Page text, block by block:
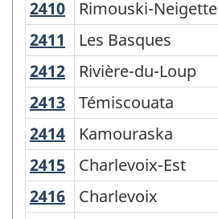
2410 Rimouski-Neigette
Rimouski-Neigette
2411
Les Basques
Les Basques
2412 Rivière-du-Loup
Rivière-du-Loup
2413 Témiscouata
Témiscouata
2414 Kamouraska
Kamouraska
2415 Charlevoix-Est
Charlevoix-Est
2416 Charlevoix
Charlevoix